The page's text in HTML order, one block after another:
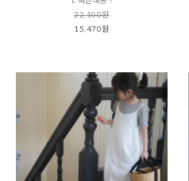
22,100원
15,470원